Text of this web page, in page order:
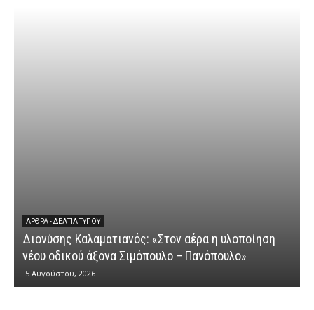
ΆΡΘΡΑ - ΔΕΛΤΊΑ ΤΎΠΟΥ
Διονύσης Καλαματιανός: «Στον αέρα η υλοποίηση
νέου οδικού άξονα Σιμόπουλο – Πανόπουλο»
5 Αυγούστου, 2026